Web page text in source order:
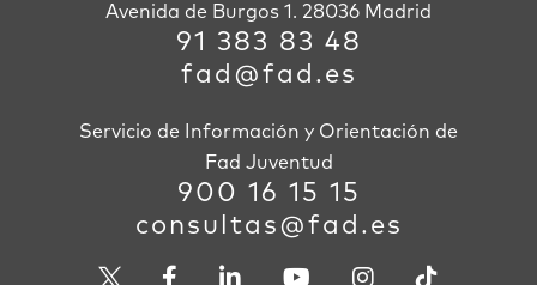
Avenida de Burgos 1. 28036 Madrid
91 383 83 48
fad@fad.es
Servicio de Información y Orientación de
Fad Juventud
900 16 15 15
consultas@fad.es